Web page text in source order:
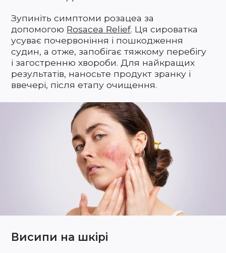
Зупиніть симптоми розацеа за
допомогою Rosacea Relief. Ця сироватка
усуває почервоніння і пошкодження
судин, а отже, запобігає тяжкому перебігу
і загостренню хвороби. Для найкращих
результатів, наносьте продукт зранку і
ввечері, після етапу очищення.
Висипи на шкірі